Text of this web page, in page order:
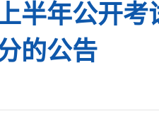
半年公开考
的公告